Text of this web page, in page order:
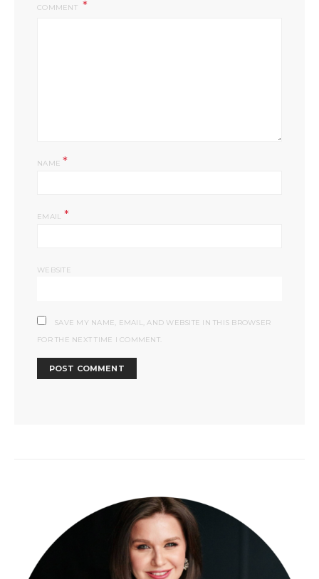
COMMENT
NAME*
EMAIL *
WEBSITE
SAVE MY NAME, EMAIL, AND WEBSITE IN THIS BROWSER
FOR THE NEXT TIME I COMMENT.